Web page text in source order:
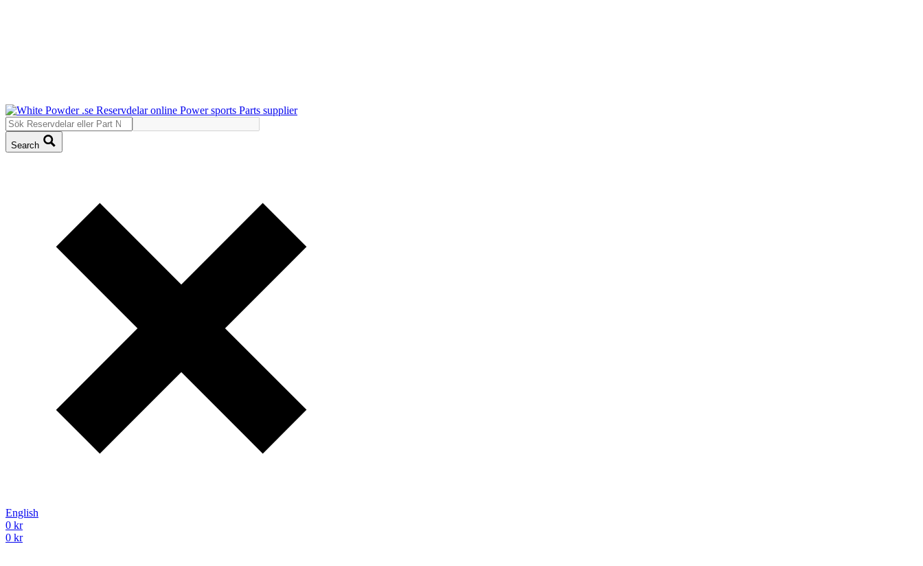
Search
English
0 kr
0 kr